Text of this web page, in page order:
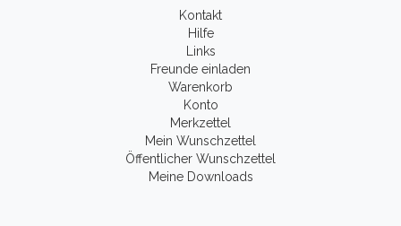
Kontakt
Hilfe
Links
Freunde einladen
Warenkorb
Konto
Merkzettel
Mein Wunschzettel
Öffentlicher Wunschzettel
Meine Downloads